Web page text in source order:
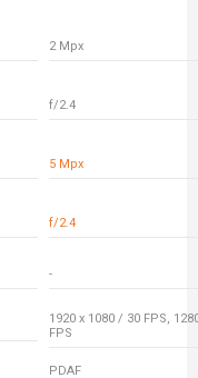
2 Mpx
f/2.4
5 Mpx
f/2.4
-
1920 x 1080 / 30 FPS,
FPS
PDAF